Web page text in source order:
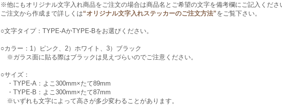
※他にもオリジナル文字入れ商品をご注文の場合は商品名とご希望の文字を備考欄にご記入くださ
ご注文から作成まで詳しくは“オリジナル文字入れステッカーのご注文方法”をご覧下さい。
○文字タイプ：TYPE-AかTYPE-Bをお選びください。
○カラー：1）ピンク、2）ホワイト、3）ブラック
※ガラス面に貼る際はブラックは見えづらいのでご注意ください。
○サイズ：
・TYPE-A：よこ300mm×たて89mm
・TYPE-B：よこ300mm×たて87mm
※いずれも文字によって高さが多少変わることがあります。